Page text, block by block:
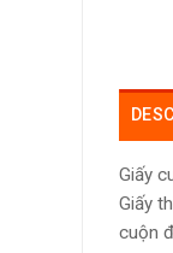
Giấy
Giấy
cuộn